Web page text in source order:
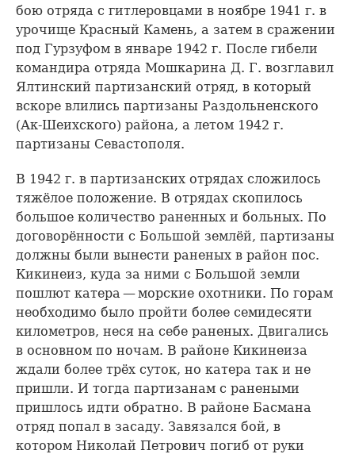
бою отряда с гитлеровцами в ноябре 1941 г. в
урочище Красный Камень, а затем в сражении
под Гурзуфом в январе 1942 г. После гибели
командира отряда Мошкарина Д. Г. возглавил
Ялтинский партизанский отряд, в который
вскоре влились партизаны Раздольненского
(Ак-Шеихского) района, а летом 1942 г.
партизаны Севастополя.
В 1942 г. в партизанских отрядах сложилось
тяжёлое положение. В отрядах скопилось
большое количество раненных и больных. По
договорённости с Большой землёй, партизаны
должны были вынести раненых в район пос.
Кикинеиз, куда за ними с Большой земли
пошлют катера — морские охотники. По горам
необходимо было пройти более семидесяти
километров, неся на себе раненых. Двигались
в основном по ночам. В районе Кикинеиза
ждали более трёх суток, но катера так и не
пришли. И тогда партизанам с ранеными
пришлось идти обратно. В районе Басмана
отряд попал в засаду. Завязался бой, в
котором Николай Петрович погиб от руки